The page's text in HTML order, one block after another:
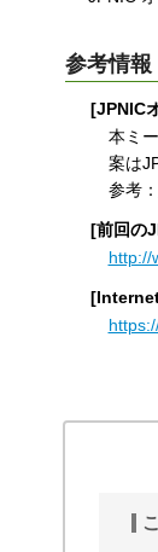
参考情報
[JPNIC
本ミ
案は
参考：
[前回の
http://